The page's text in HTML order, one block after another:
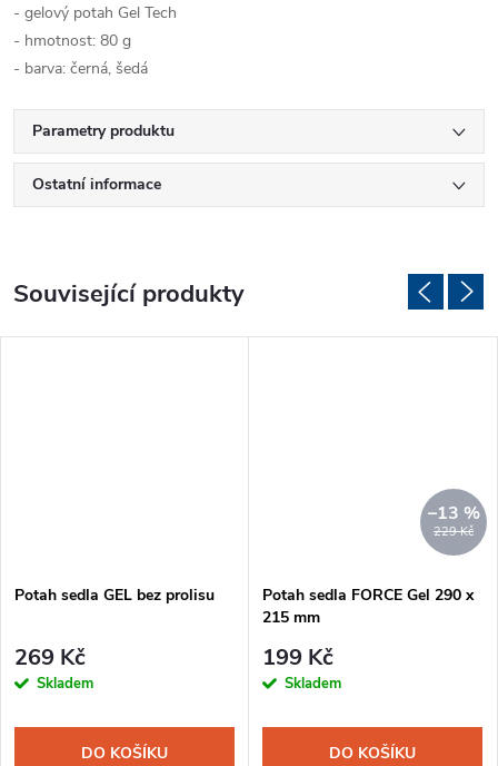
- gelový potah Gel Tech
- hmotnost: 80 g
- barva: černá, šedá
Parametry produktu
Ostatní informace
Související produkty
Potah sedla GEL bez prolisu
269 Kč
Skladem
DO KOŠÍKU
229 Kč
–13 %
Potah sedla FORCE Gel 290 x
215 mm
199 Kč
Skladem
DO KOŠÍKU